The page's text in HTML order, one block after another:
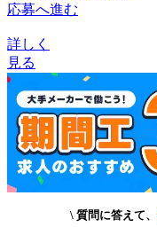
応募へ進む
詳しく
見る
\ 質問に答えて、